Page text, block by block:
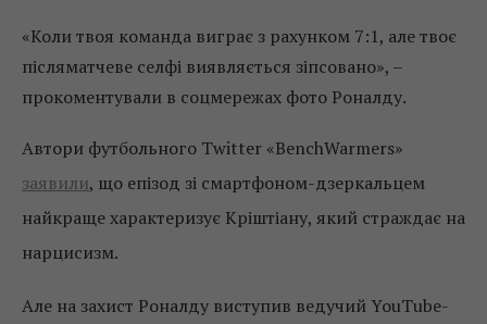
«Коли твоя команда виграє з рахунком 7:1, але твоє
післяматчеве селфі виявляється зіпсовано», –
прокоментували в соцмережах фото Роналду.
Автори футбольного Twitter «BenchWarmers»
заявили, що епізод зі смартфоном-дзеркальцем
найкраще характеризує Кріштіану, який страждає на
нарцисизм.
Але на захист Роналду виступив ведучий YouTube-